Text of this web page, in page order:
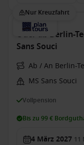
Nur Kreuzfahrt
Oder ab Berlin-
Sans Souci
Ab / An Berlin-
MS Sans Souci
Vollpension
Bis zu 99 €
4 März 2027 11